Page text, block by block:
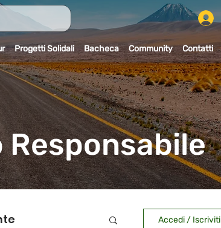
Progetti Solidali Bacheca Community Contatti
Responsabile
Accedi / Iscriviti